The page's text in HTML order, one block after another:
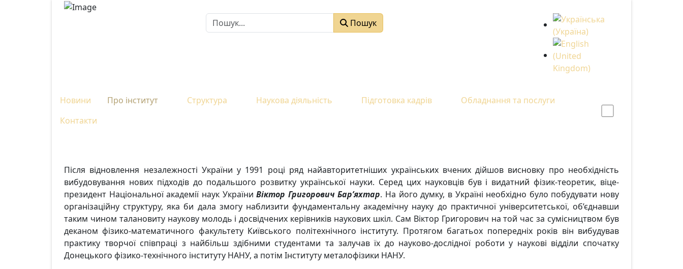
Пошук Пошук Оберіть свою мову
Новини Про інститут Структура Наукова діяльність Підготовка кадрів
Обладнання та послуги
Контакти
Після відновлення незалежності України у 1991 році ряд найавторитетніших українських вчених дійшов висновку про необхідність
вибудовування нових підходів до подальшого розвитку української науки. Серед цих науковців був і видатний фізик-теоретик, віце-
президент Національної академії наук УкраїниВіктор Григорович Бар’яхтар. На його думку, в Україні необхідно було побудувати нову
організаційну структуру, яка би дала змогу наблизити фундаментальну академічну науку до практичної університетської, об’єднавши
таким чином талановиту наукову молодь і досвідчених керівників наукових шкіл. Сам Віктор Григорович на той час за сумісництвом був
деканом фізико-математичного факультету Київського політехнічного інституту. Протягом багатьох попередніх років він вибудував
практику творчої співпраці з найбільш здібними студентами та залучав їх до науково-дослідної роботи у наукові відділи спочатку
Донецького фізико-технічного інституту НАНУ, а потім Інституту металофізики НАНУ.